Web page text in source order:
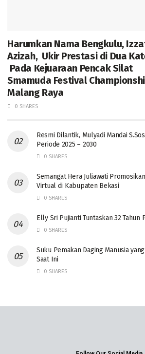
Harumkan Nama Bengkulu,
Azizah, Ukir Prestasi di Dua
Pada Kejuaraan Pencak Silat
Smamuda Festival
Malang Raya
0 SHARES
Resmi Dilantik, Mulyadi Mandai
Periode 2025 – 2030
0 SHARES
Semangat Hera Juliawati
Virtual di Kabupaten Bekasi
0 SHARES
Elly Sri Pujianti Tuntaskan 32 Tahun
0 SHARES
‎Suku Pemakan Daging Manusia
Saat Ini
0 SHARES